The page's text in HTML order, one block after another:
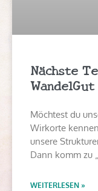
Nächste
WandelGut
Möchtest du
Wirkorte
unsere
Dann komm zu
WEITERLESEN »